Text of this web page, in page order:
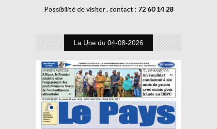
Possibilité de visiter , contact : 72 60 14 28
La Une du 04-08-2026